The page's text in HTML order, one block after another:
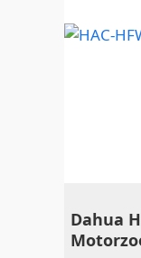
Dahua